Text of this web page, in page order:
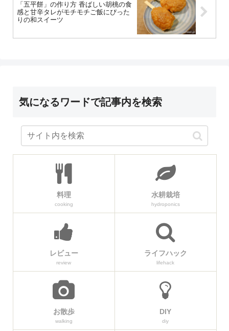
「五平餅」の作り方 香ばしい胡桃の食
感と甘辛タレがモチモチご飯にぴった
りの和スイーツ
気になるワードで記事内を検索
料理
cooking
水耕栽培
hydroponics
レビュー
review
ライフハック
lifehack
お散歩
walking
DIY
diy